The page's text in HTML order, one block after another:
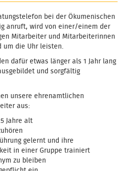
bei der Ökumenischen
anruft, wird von einer/einem der
Mitarbeiter und Mitarbeiterinnen
um die Uhr leisten.
dafür etwas länger als 1 Jahr lang
und sorgfältig
unsere ehrenamtlichen
aus:
Jahre alt
gelernt und ihre
in einer Gruppe trainiert
zu bleiben